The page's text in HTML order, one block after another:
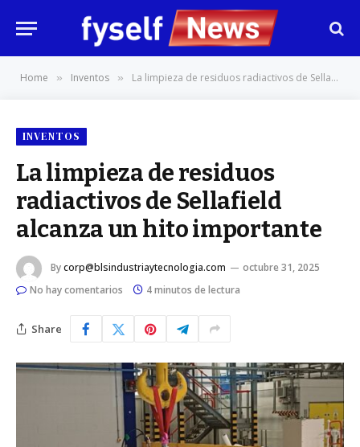
Home » Inventos » La limpieza de residuos radiactivos de Sellafield alcanza un hito importante
INVENTOS
La limpieza de residuos
radiactivos de Sellafield
alcanza un hito importante
Bycorp@blsindustriaytecnologia.com
octubre 31, 2025
No hay comentarios
4 minutos de lectura
Share